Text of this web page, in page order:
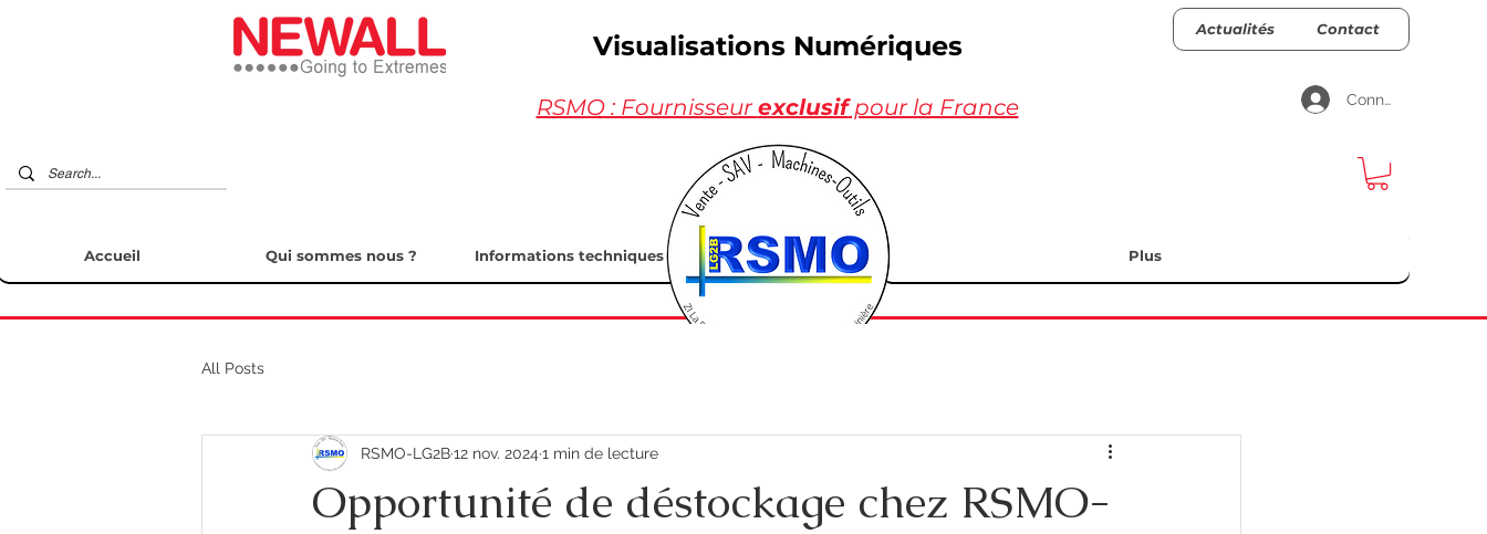
Visualisations Numériques
RSMO : Fournisseurexclusifpour la France
Actualités Contact
Connexion
Accueil Qui sommes nous ? Informations techniques Plus
All Posts
Opportunité de déstockage chez RSMO-
RSMO-LG2B12 nov. 2024 1 min de lecture